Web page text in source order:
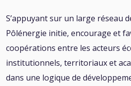
S’appuyant sur un large réseau
Pôlénergie initie, encourage et
coopérations entre les acteurs
institutionnels, territoriaux et
dans une logique de